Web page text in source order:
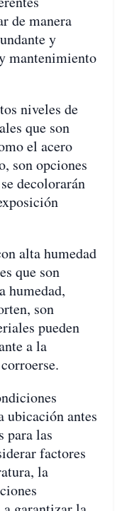
de manera
y
mantenimiento
niveles de
que son
el acero
son opciones
decolorarán
alta humedad
que son
humedad,
son
pueden
a la
ubicación antes
para las
factores
la